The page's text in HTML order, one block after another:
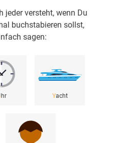
jeder versteht, wenn Du
buchstabieren sollst,
sagen:
hr Yacht